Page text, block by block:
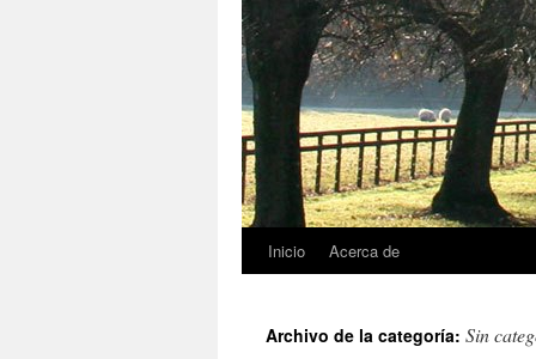
Saltar
contenido
Inicio Acerca de
Archivo de la categoría: Sin